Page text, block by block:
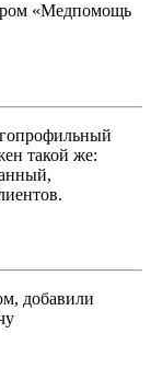
«Медпомощь
такой же:
добавили